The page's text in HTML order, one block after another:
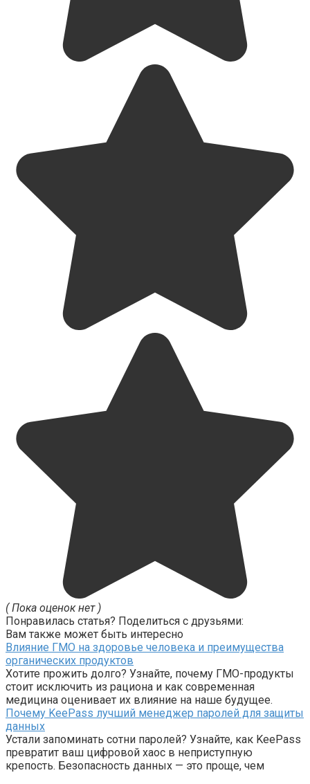
( Пока оценок нет )
Понравилась статья? Поделиться с друзьями:
Вам также может быть интересно
Влияние ГМО на здоровье человека и преимущества
органических продуктов
Хотите прожить долго? Узнайте, почему ГМО-продукты
стоит исключить из рациона и как современная
медицина оценивает их влияние на наше будущее.
Почему KeePass лучший менеджер паролей для защиты
данных
Устали запоминать сотни паролей? Узнайте, как KeePass
превратит ваш цифровой хаос в неприступную
крепость. Безопасность данных — это проще, чем